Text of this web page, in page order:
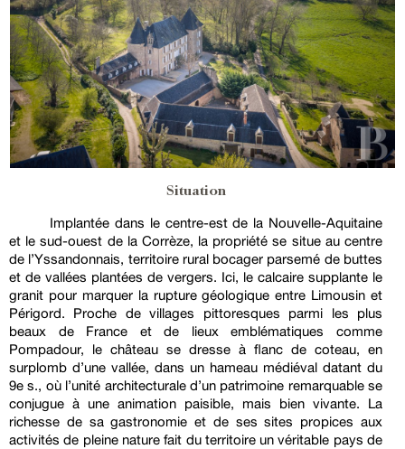
Situation
Implantée dans le centre-est de la Nouvelle-Aquitaine
et le sud-ouest de la Corrèze, la propriété se situe au centre
de l’Yssandonnais, territoire rural bocager parsemé de buttes
et de vallées plantées de vergers. Ici, le calcaire supplante le
granit pour marquer la rupture géologique entre Limousin et
Périgord. Proche de villages pittoresques parmi les plus
beaux de France et de lieux emblématiques comme
Pompadour, le château se dresse à flanc de coteau, en
surplomb d’une vallée, dans un hameau médiéval datant du
9e s., où l’unité architecturale d’un patrimoine remarquable se
conjugue à une animation paisible, mais bien vivante. La
richesse de sa gastronomie et de ses sites propices aux
activités de pleine nature fait du territoire un véritable pays de